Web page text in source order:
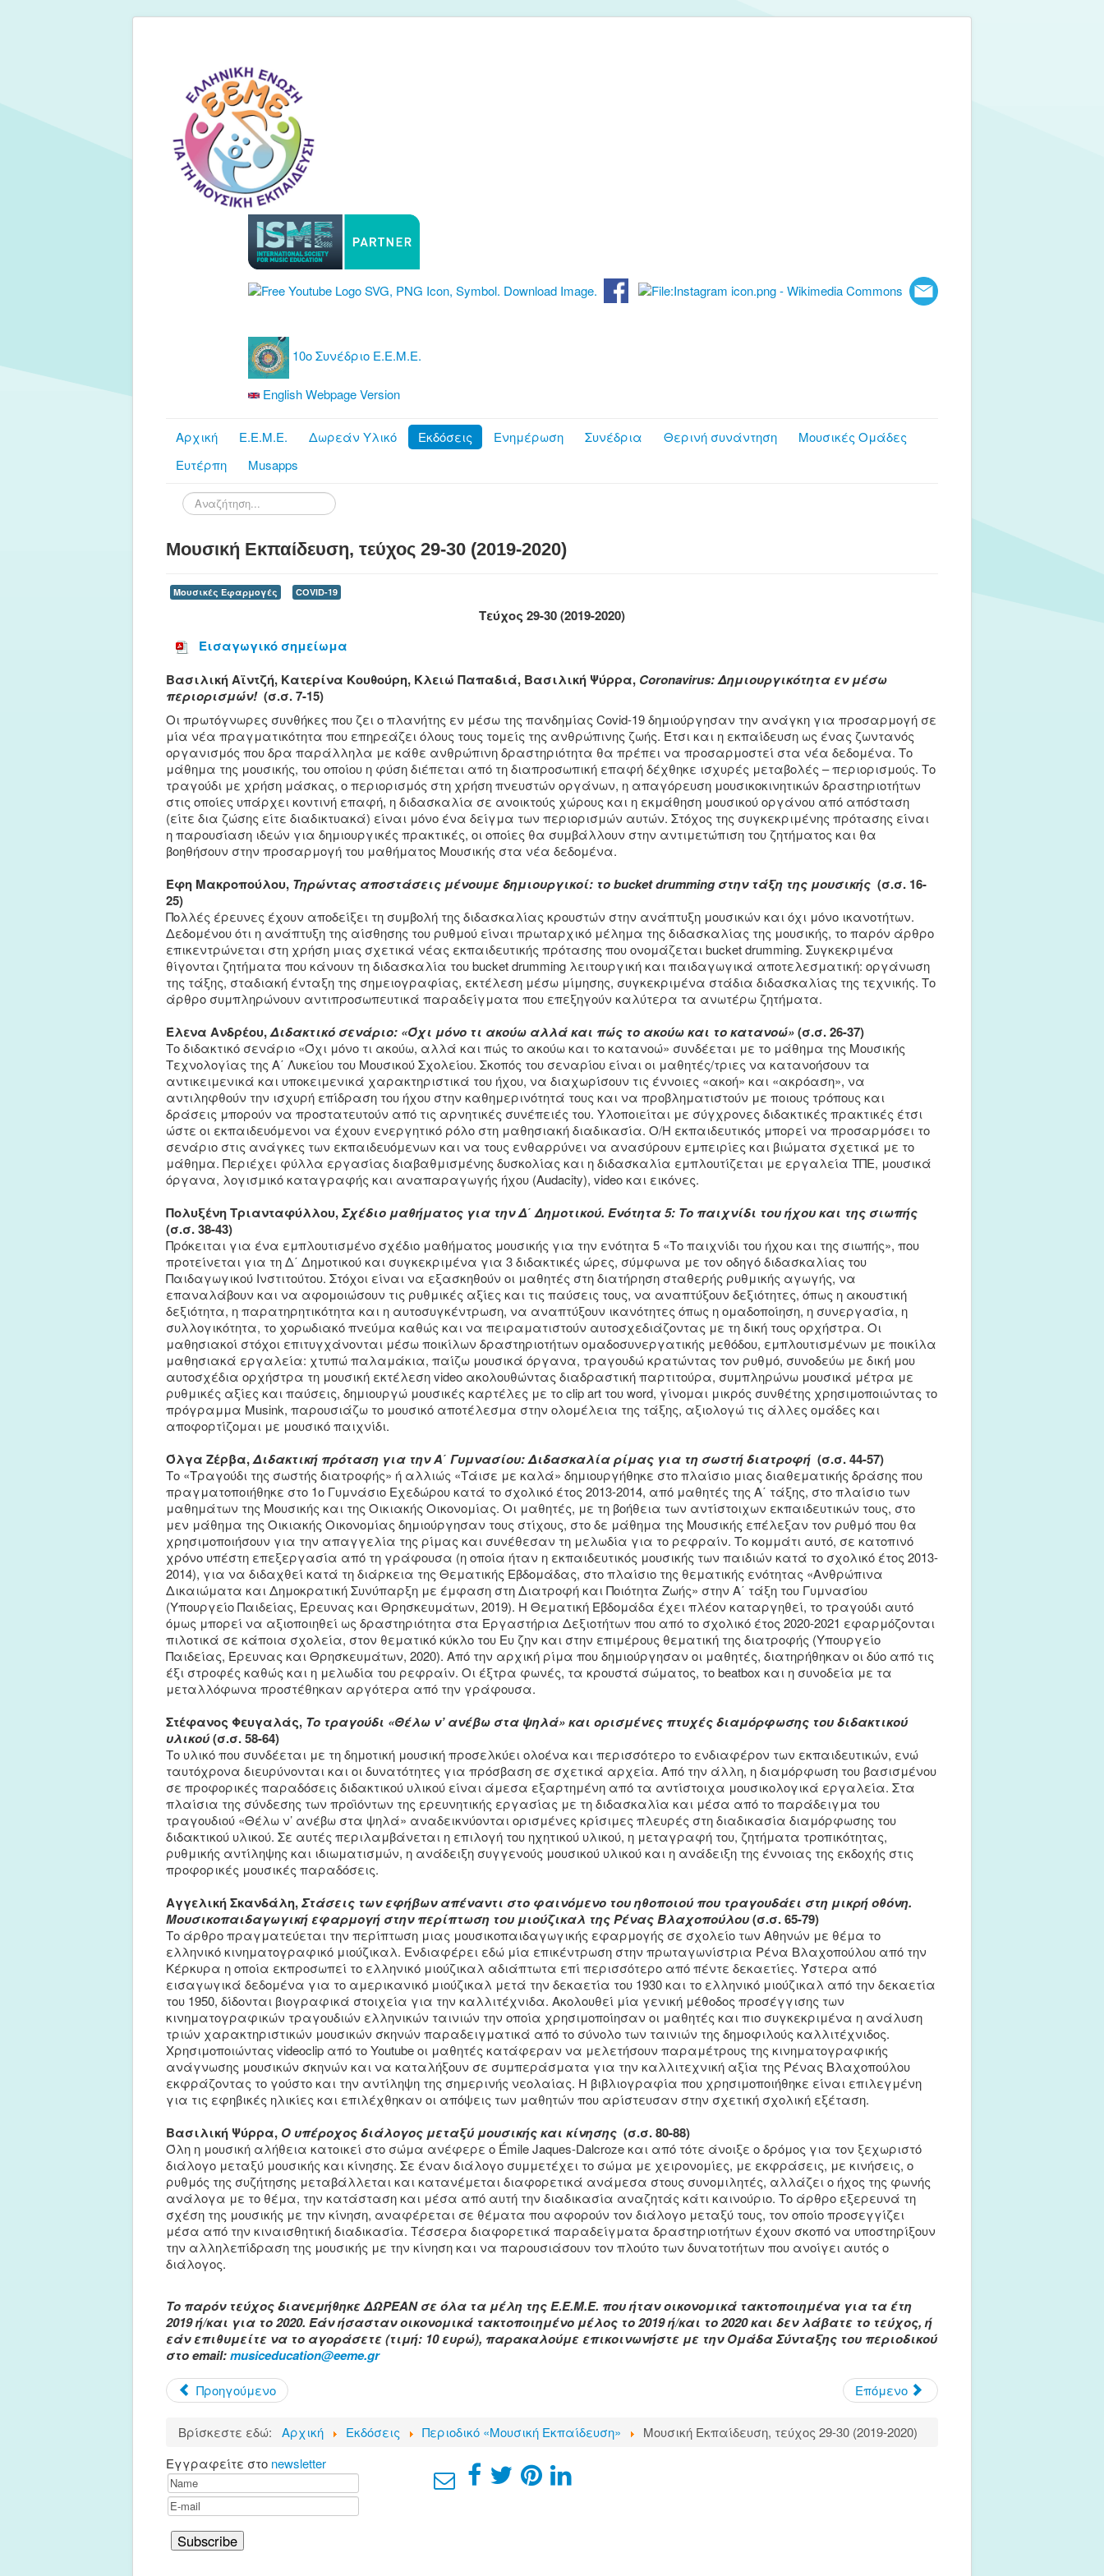
10ο Συνέδριο Ε.Ε.Μ.Ε.
English Webpage Version
Αρχική Ε.Ε.Μ.Ε. Δωρεάν Υλικό Εκδόσεις Ενημέρωση Συνέδρια Θερινή συνάντηση
Μουσικές Ομάδες
Ευτέρπη
Musapps
Αναζήτηση...
Mουσική Εκπαίδευση, τεύχος 29-30 (2019-2020)
Μουσικές Εφαρμογές COVID-19
Τεύχος 29-30 (2019-2020)
Εισαγωγικό σημείωμα
Βασιλική Αϊντζή, Κατερίνα Κουθούρη, Κλειώ Παπαδιά, Βασιλική Ψύρρα, Coronavirus: Δημιουργικότητα εν μέσω
περιορισμών!(σ.σ. 7-15)
Οι πρωτόγνωρες συνθήκες που ζει ο πλανήτης εν μέσω της πανδημίας Covid-19 δημιούργησαν την ανάγκη για προσαρμογή σε
μία νέα πραγματικότητα που επηρεάζει όλους τους τομείς της ανθρώπινης ζωής. Έτσι και η εκπαίδευση ως ένας ζωντανός
οργανισμός που δρα παράλληλα με κάθε ανθρώπινη δραστηριότητα θα πρέπει να προσαρμοστεί στα νέα δεδομένα. Το
μάθημα της μουσικής, του οποίου η φύση διέπεται από τη διαπροσωπική επαφή δέχθηκε ισχυρές μεταβολές – περιορισμούς. Το
τραγούδι με χρήση μάσκας, ο περιορισμός στη χρήση πνευστών οργάνων, η απαγόρευση μουσικοκινητικών δραστηριοτήτων
στις οποίες υπάρχει κοντινή επαφή, η διδασκαλία σε ανοικτούς χώρους και η εκμάθηση μουσικού οργάνου από απόσταση
(είτε δια ζώσης είτε διαδικτυακά) είναι μόνο ένα δείγμα των περιορισμών αυτών. Στόχος της συγκεκριμένης πρότασης είναι
η παρουσίαση ιδεών για δημιουργικές πρακτικές, οι οποίες θα συμβάλλουν στην αντιμετώπιση του ζητήματος και θα
βοηθήσουν στην προσαρμογή του μαθήματος Μουσικής στα νέα δεδομένα.
Έφη Μακροπούλου, Τηρώντας αποστάσεις μένουμε δημιουργικοί: το bucket drumming στην τάξη της μουσικής (σ.σ. 16-
25)
Πολλές έρευνες έχουν αποδείξει τη συμβολή της διδασκαλίας κρουστών στην ανάπτυξη μουσικών και όχι μόνο ικανοτήτων.
Δεδομένου ότι η ανάπτυξη της αίσθησης του ρυθμού είναι πρωταρχικό μέλημα της διδασκαλίας της μουσικής, το παρόν άρθρο
επικεντρώνεται στη χρήση μιας σχετικά νέας εκπαιδευτικής πρότασης που ονομάζεται bucket drumming. Συγκεκριμένα
θίγονται ζητήματα που κάνουν τη διδασκαλία του bucket drumming λειτουργική και παιδαγωγικά αποτελεσματική: οργάνωση
της τάξης, σταδιακή ένταξη της σημειογραφίας, εκτέλεση μέσω μίμησης, συγκεκριμένα στάδια διδασκαλίας της τεχνικής. Το
άρθρο συμπληρώνουν αντιπροσωπευτικά παραδείγματα που επεξηγούν καλύτερα τα ανωτέρω ζητήματα.
Έλενα Ανδρέου,Διδακτικό σενάριο: «Όχι μόνο τι ακούω αλλά και πώς το ακούω και το κατανοώ»(σ.σ. 26-37)
Το διδακτικό σενάριο «Όχι μόνο τι ακούω, αλλά και πώς το ακούω και το κατανοώ» συνδέεται με το μάθημα της Μουσικής
Τεχνολογίας της Α΄ Λυκείου του Μουσικού Σχολείου. Σκοπός του σεναρίου είναι οι μαθητές/τριες να κατανοήσουν τα
αντικειμενικά και υποκειμενικά χαρακτηριστικά του ήχου, να διαχωρίσουν τις έννοιες «ακοή» και «ακρόαση», να
αντιληφθούν την ισχυρή επίδραση του ήχου στην καθημερινότητά τους και να προβληματιστούν με ποιους τρόπους και
δράσεις μπορούν να προστατευτούν από τις αρνητικές συνέπειές του. Υλοποιείται με σύγχρονες διδακτικές πρακτικές έτσι
ώστε οι εκπαιδευόμενοι να έχουν ενεργητικό ρόλο στη μαθησιακή διαδικασία. Ο/Η εκπαιδευτικός μπορεί να προσαρμόσει το
σενάριο στις ανάγκες των εκπαιδευόμενων και να τους ενθαρρύνει να ανασύρουν εμπειρίες και βιώματα σχετικά με το
μάθημα. Περιέχει φύλλα εργασίας διαβαθμισμένης δυσκολίας και η διδασκαλία εμπλουτίζεται με εργαλεία ΤΠΕ, μουσικά
όργανα, λογισμικό καταγραφής και αναπαραγωγής ήχου (Αudacity), video και εικόνες.
Πολυξένη Τριανταφύλλου,Σχέδιο μαθήματος για την Δ΄ Δημοτικού. Ενότητα 5: Το παιχνίδι του ήχου και της σιωπής
(σ.σ. 38-43)
Πρόκειται για ένα εμπλουτισμένο σχέδιο μαθήματος μουσικής για την ενότητα 5 «Το παιχνίδι του ήχου και της σιωπής», που
προτείνεται για τη Δ΄ Δημοτικού και συγκεκριμένα για 3 διδακτικές ώρες, σύμφωνα με τον οδηγό διδασκαλίας του
Παιδαγωγικού Ινστιτούτου. Στόχοι είναι να εξασκηθούν οι μαθητές στη διατήρηση σταθερής ρυθμικής αγωγής, να
επαναλάβουν και να αφομοιώσουν τις ρυθμικές αξίες και τις παύσεις τους, να αναπτύξουν δεξιότητες, όπως η ακουστική
δεξιότητα, η παρατηρητικότητα και η αυτοσυγκέντρωση, να αναπτύξουν ικανότητες όπως η ομαδοποίηση, η συνεργασία, η
συλλογικότητα, το χορωδιακό πνεύμα καθώς και να πειραματιστούν αυτοσχεδιάζοντας με τη δική τους ορχήστρα. Οι
μαθησιακοί στόχοι επιτυγχάνονται μέσω ποικίλων δραστηριοτήτων ομαδοσυνεργατικής μεθόδου, εμπλουτισμένων με ποικίλα
μαθησιακά εργαλεία: χτυπώ παλαμάκια, παίζω μουσικά όργανα, τραγουδώ κρατώντας τον ρυθμό, συνοδεύω με δική μου
αυτοσχέδια ορχήστρα τη μουσική εκτέλεση video ακολουθώντας διαδραστική παρτιτούρα, συμπληρώνω μουσικά μέτρα με
ρυθμικές αξίες και παύσεις, δημιουργώ μουσικές καρτέλες με το clip art του word, γίνομαι μικρός συνθέτης χρησιμοποιώντας το
πρόγραμμα Musink, παρουσιάζω το μουσικό αποτέλεσμα στην ολομέλεια της τάξης, αξιολογώ τις άλλες ομάδες και
αποφορτίζομαι με μουσικό παιχνίδι.
Όλγα Ζέρβα,Διδακτική πρόταση για την Α΄ Γυμνασίου: Διδασκαλία ρίμας για τη σωστή διατροφή (σ.σ. 44-57)
Το «Τραγούδι της σωστής διατροφής» ή αλλιώς «Τάισε με καλά» δημιουργήθηκε στο πλαίσιο μιας διαθεματικής δράσης που
πραγματοποιήθηκε στο 1ο Γυμνάσιο Εχεδώρου κατά το σχολικό έτος 2013-2014, από μαθητές της Α΄ τάξης, στο πλαίσιο των
μαθημάτων της Μουσικής και της Οικιακής Οικονομίας. Οι μαθητές, με τη βοήθεια των αντίστοιχων εκπαιδευτικών τους, στο
μεν μάθημα της Οικιακής Οικονομίας δημιούργησαν τους στίχους, στο δε μάθημα της Μουσικής επέλεξαν τον ρυθμό που θα
χρησιμοποιήσουν για την απαγγελία της ρίμας και συνέθεσαν τη μελωδία για το ρεφραίν. Το κομμάτι αυτό, σε κατοπινό
χρόνο υπέστη επεξεργασία από τη γράφουσα (η οποία ήταν η εκπαιδευτικός μουσικής των παιδιών κατά το σχολικό έτος 2013-
2014), για να διδαχθεί κατά τη διάρκεια της Θεματικής Εβδομάδας, στο πλαίσιο της θεματικής ενότητας «Ανθρώπινα
Δικαιώματα και Δημοκρατική Συνύπαρξη με έμφαση στη Διατροφή και Ποιότητα Ζωής» στην Α΄ τάξη του Γυμνασίου
(Υπουργείο Παιδείας, Έρευνας και Θρησκευμάτων, 2019). Η Θεματική Εβδομάδα έχει πλέον καταργηθεί, το τραγούδι αυτό
όμως μπορεί να αξιοποιηθεί ως δραστηριότητα στα Εργαστήρια Δεξιοτήτων που από το σχολικό έτος 2020-2021 εφαρμόζονται
πιλοτικά σε κάποια σχολεία, στον θεματικό κύκλο του Ευ ζην και στην επιμέρους θεματική της διατροφής (Υπουργείο
Παιδείας, Έρευνας και Θρησκευμάτων, 2020). Από την αρχική ρίμα που δημιούργησαν οι μαθητές, διατηρήθηκαν οι δύο από τις
έξι στροφές καθώς και η μελωδία του ρεφραίν. Οι έξτρα φωνές, τα κρουστά σώματος, το beatbox και η συνοδεία με τα
μεταλλόφωνα προστέθηκαν αργότερα από την γράφουσα.
Στέφανος Φευγαλάς, Το τραγούδι «Θέλω ν’ ανέβω στα ψηλά» και ορισμένες πτυχές διαμόρφωσης του διδακτικού
υλικού(σ.σ. 58-64)
Το υλικό που συνδέεται με τη δημοτική μουσική προσελκύει ολοένα και περισσότερο το ενδιαφέρον των εκπαιδευτικών, ενώ
ταυτόχρονα διευρύνονται και οι δυνατότητες για πρόσβαση σε σχετικά αρχεία. Από την άλλη, η διαμόρφωση του βασισμένου
σε προφορικές παραδόσεις διδακτικού υλικού είναι άμεσα εξαρτημένη από τα αντίστοιχα μουσικολογικά εργαλεία. Στα
πλαίσια της σύνδεσης των προϊόντων της ερευνητικής εργασίας με τη διδασκαλία και μέσα από το παράδειγμα του
τραγουδιού «Θέλω ν’ ανέβω στα ψηλά» αναδεικνύονται ορισμένες κρίσιμες πλευρές στη διαδικασία διαμόρφωσης του
διδακτικού υλικού. Σε αυτές περιλαμβάνεται η επιλογή του ηχητικού υλικού, η μεταγραφή του, ζητήματα τροπικότητας,
ρυθμικής αντίληψης και ιδιωματισμών, η ανάδειξη συγγενούς μουσικού υλικού και η ανάδειξη της έννοιας της εκδοχής στις
προφορικές μουσικές παραδόσεις.
Αγγελική Σκανδάλη,Στάσεις των εφήβων απέναντι στο φαινόμενο του ηθοποιού που τραγουδάει στη μικρή οθόνη.
Μουσικοπαιδαγωγική εφαρμογή στην περίπτωση του μιούζικαλ της Ρένας Βλαχοπούλου(σ.σ. 65-79)
Το άρθρο πραγματεύεται την περίπτωση μιας μουσικοπαιδαγωγικής εφαρμογής σε σχολείο των Αθηνών με θέμα το
ελληνικό κινηματογραφικό μιούζικαλ. Ενδιαφέρει εδώ μία επικέντρωση στην πρωταγωνίστρια Ρένα Βλαχοπούλου από την
Κέρκυρα η οποία εκπροσωπεί το ελληνικό μιούζικαλ αδιάπτωτα επί περισσότερο από πέντε δεκαετίες. Ύστερα από
εισαγωγικά δεδομένα για το αμερικανικό μιούζικαλ μετά την δεκαετία του 1930 και το ελληνικό μιούζικαλ από την δεκαετία
του 1950, δίδονται βιογραφικά στοιχεία για την καλλιτέχνιδα. Ακολουθεί μία γενική μέθοδος προσέγγισης των
κινηματογραφικών τραγουδιών ελληνικών ταινιών την οποία χρησιμοποίησαν οι μαθητές και πιο συγκεκριμένα η ανάλυση
τριών χαρακτηριστικών μουσικών σκηνών παραδειγματικά από το σύνολο των ταινιών της δημοφιλούς καλλιτέχνιδος.
Χρησιμοποιώντας videoclip από το Youtube οι μαθητές κατάφεραν να μελετήσουν παραμέτρους της κινηματογραφικής
ανάγνωσης μουσικών σκηνών και να καταλήξουν σε συμπεράσματα για την καλλιτεχνική αξία της Ρένας Βλαχοπούλου
εκφράζοντας το γούστο και την αντίληψη της σημερινής νεολαίας. Η βιβλιογραφία που χρησιμοποιήθηκε είναι επιλεγμένη
για τις εφηβικές ηλικίες και επιλέχθηκαν οι απόψεις των μαθητών που αρίστευσαν στην σχετική σχολική εξέταση.
Βασιλική Ψύρρα, Ο υπέροχος διάλογος μεταξύ μουσικής και κίνησης (σ.σ. 80-88)
Όλη η μουσική αλήθεια κατοικεί στο σώμα ανέφερε ο Émile Jaques-Dalcroze και από τότε άνοιξε ο δρόμος για τον ξεχωριστό
διάλογο μεταξύ μουσικής και κίνησης. Σε έναν διάλογο συμμετέχει το σώμα με χειρονομίες, με εκφράσεις, με κινήσεις, ο
ρυθμός της συζήτησης μεταβάλλεται και κατανέμεται διαφορετικά ανάμεσα στους συνομιλητές, αλλάζει ο ήχος της φωνής
ανάλογα με το θέμα, την κατάσταση και μέσα από αυτή την διαδικασία αναζητάς κάτι καινούριο. Το άρθρο εξερευνά τη
σχέση της μουσικής με την κίνηση, αναφέρεται σε θέματα που αφορούν τον διάλογο μεταξύ τους, τον οποίο προσεγγίζει
μέσα από την κιναισθητική διαδικασία. Τέσσερα διαφορετικά παραδείγματα δραστηριοτήτων έχουν σκοπό να υποστηρίξουν
την αλληλεπίδραση της μουσικής με την κίνηση και να παρουσιάσουν τον πλούτο των δυνατοτήτων που ανοίγει αυτός ο
διάλογος.
Το παρόν τεύχος διανεμήθηκε ΔΩΡΕΑΝ σε όλα τα μέλη της Ε.Ε.Μ.Ε. που ήταν οικονομικά τακτοποιημένα για τα έτη
2019 ή/και για το 2020. Εάν ήσασταν οικονομικά τακτοποιημένο μέλος το 2019 ή/και το 2020 και δεν λάβατε το τεύχος, ή
εάνεπιθυμείτε να το αγοράσετε (τιμή: 10 ευρώ), παρακαλούμε επικοινωνήστε με την Ομάδα Σύνταξης του περιοδικού
στο email:musiceducation@eeme.gr
Προηγούμενο Επόμενο
Βρίσκεστε εδώ: Αρχική Εκδόσεις Περιοδικό «Μουσική Εκπαίδευση»
Mουσική Εκπαίδευση, τεύχος 29-30 (2019-2020)
Εγγραφείτε στο newsletter